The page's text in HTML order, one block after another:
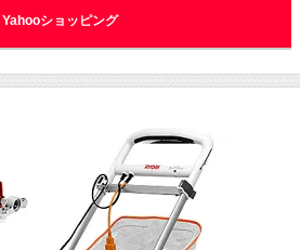
Yahooショッピング